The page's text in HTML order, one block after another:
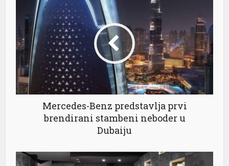
Mercedes-Benz predstavlja prvi
brendirani stambeni neboder u
Dubaiju